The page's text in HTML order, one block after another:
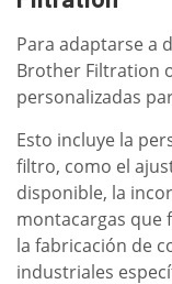
Para adaptarse a
Brother Filtration
personalizadas
Esto incluye la
filtro, como el
disponible, la
montacargas que
la fabricación de
industriales